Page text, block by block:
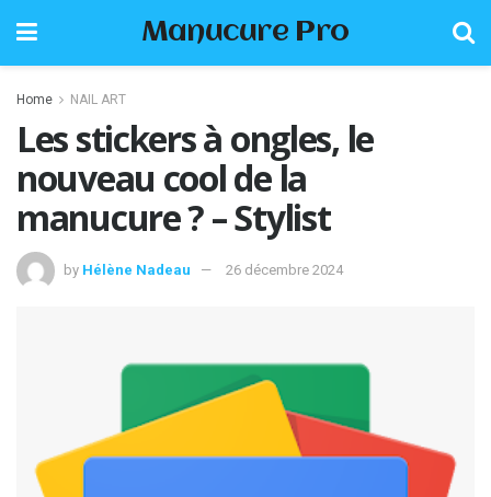
Manucure Pro
Home NAIL ART
Les stickers à ongles, le
nouveau cool de la
manucure ? – Stylist
by Hélène Nadeau 26 décembre 2024